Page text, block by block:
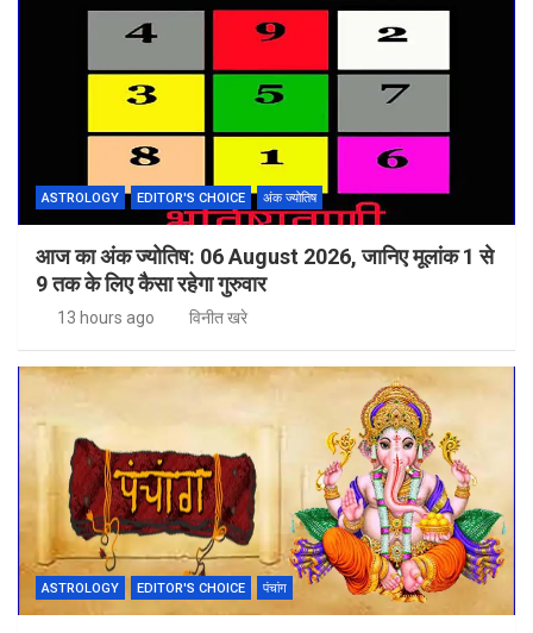
ASTROLOGY EDITOR'S CHOICE अंक ज्योतिष
आज का अंक ज्योतिष: 06 August 2026, जानिए मूलांक 1 से
9 तक के लिए कैसा रहेगा गुरुवार
13 hours ago विनीत खरे
ASTROLOGY EDITOR'S CHOICE पंचांग